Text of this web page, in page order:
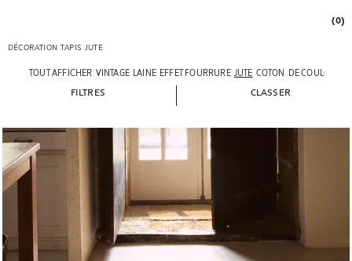
(0)
DÉCORATION TAPIS JUTE
TOUT AFFICHER VINTAGE LAINE EFFET FOURRURE JUTE COTON DE COULOIR
FILTRES CLASSER